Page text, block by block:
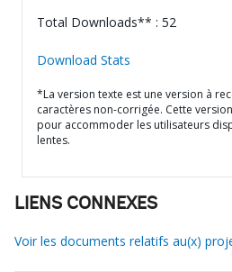
Total Downloads** : 52
Download Stats
*La version texte est une version à
caractères non-corrigée. Cette
pour accommoder les utilisateurs
lentes.
LIENS CONNEXES
Voir les documents relatifs au(x)